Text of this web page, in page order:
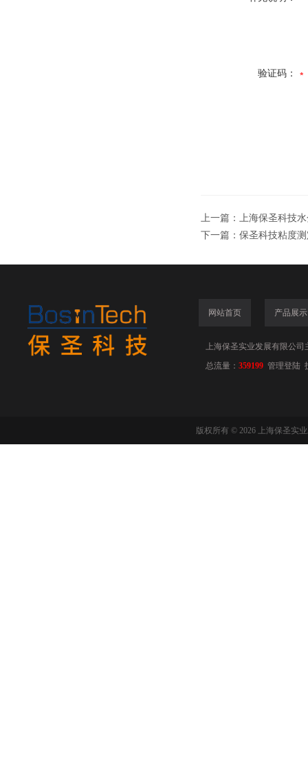
验证码：
上一篇： 上海保圣科技
下一篇： 保圣科技粘度
网站首页 产品展示
上海保圣实业发展有限公司
总流量： 359199 管理登陆
版权所有 © 2026 上海保圣实